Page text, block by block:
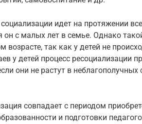
идет на протяжении
он с малых лет в семье. Однако
так как у детей не
у детей процесс ресоциализации
они не растут в неблагополучных
совпадает с периодом
и подготовки